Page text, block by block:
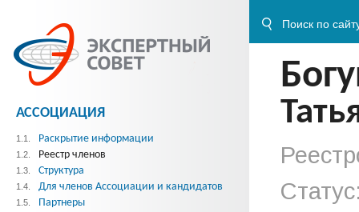
АССОЦИАЦИЯ
1.1. Раскрытие информации
1.2. Реестр членов
1.3. Структура
1.4. Для членов Ассоциации и кандидатов
1.5. Партнеры